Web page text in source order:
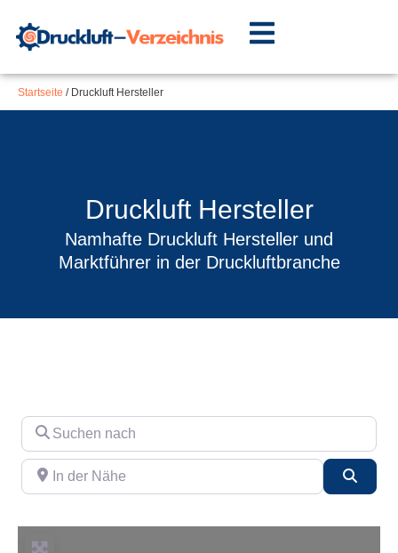
springen
Inhalt
Startseite / Druckluft Hersteller
Druckluft Hersteller
Namhafte Druckluft Hersteller und
Marktführer in der Druckluftbranche
Suchen nach
In der Nähe